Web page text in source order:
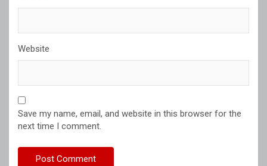
Website
Save my name, email, and website in this browser for the
next time I comment.